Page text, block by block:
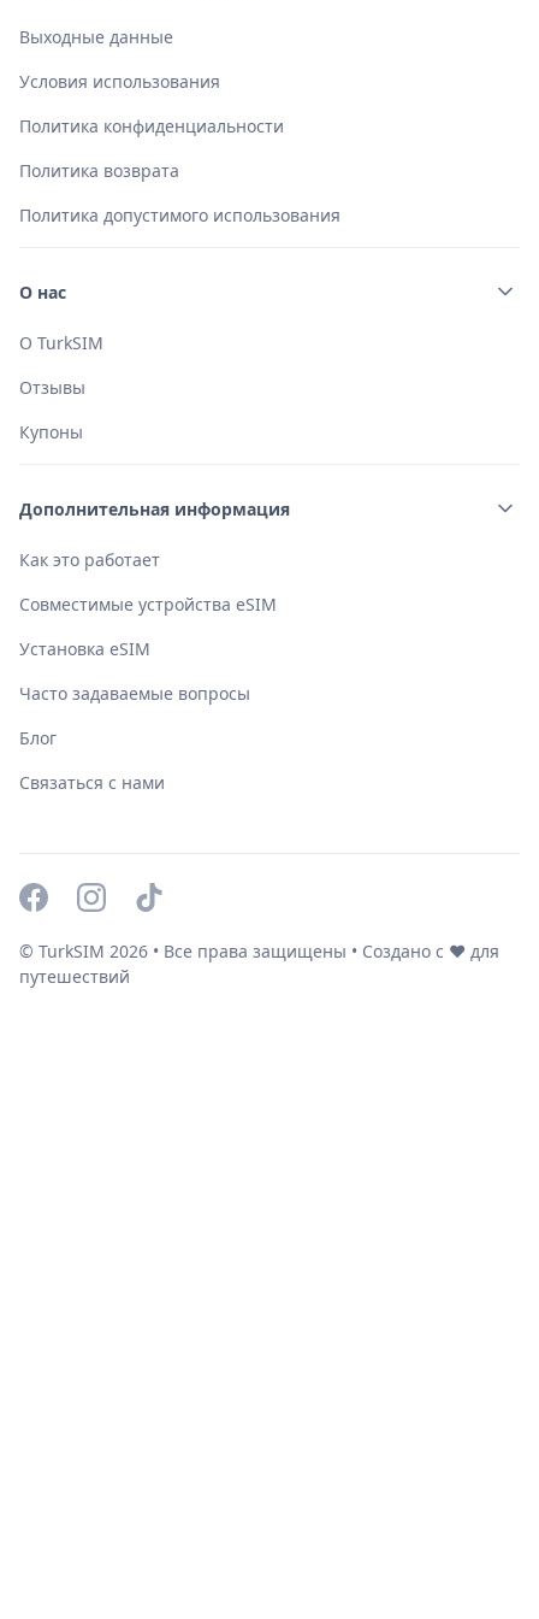
Выходные данные
Условия использования
Политика конфиденциальности
Политика возврата
Политика допустимого использования
О нас
О TurkSIM
Отзывы
Купоны
Дополнительная информация
Как это работает
Совместимые устройства eSIM
Установка eSIM
Часто задаваемые вопросы
Блог
Связаться с нами
© TurkSIM 2026 • Все права защищены • Создано с ❤️ для
путешествий